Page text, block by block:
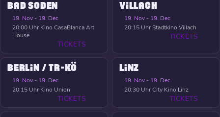
BAD SODEN
19. Nov - 19. Dec
20:00 Uhr Kino CasaBlanca Art
House
TICKETS
VILLACH
19. Nov - 19. Dec
20:15 UhrStadtkino Villach
TICKETS
BERLIN / TR-KÖ
19. Nov - 19. Dec
20:15 Uhr Kino Union
TICKETS
LINZ
19. Nov - 19. Dec
20:30 UhrCity Kino Linz
TICKETS